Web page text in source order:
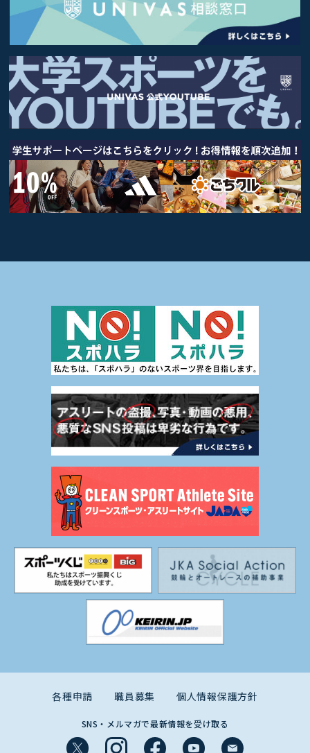
各種申請 職員募集 個人情報保護方針
SNS・メルマガで最新情報を受け取る